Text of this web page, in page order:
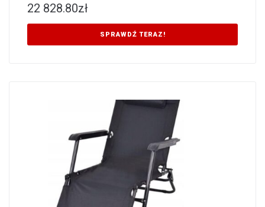
22 828.80zł
SPRAWDŹ TERAZ!